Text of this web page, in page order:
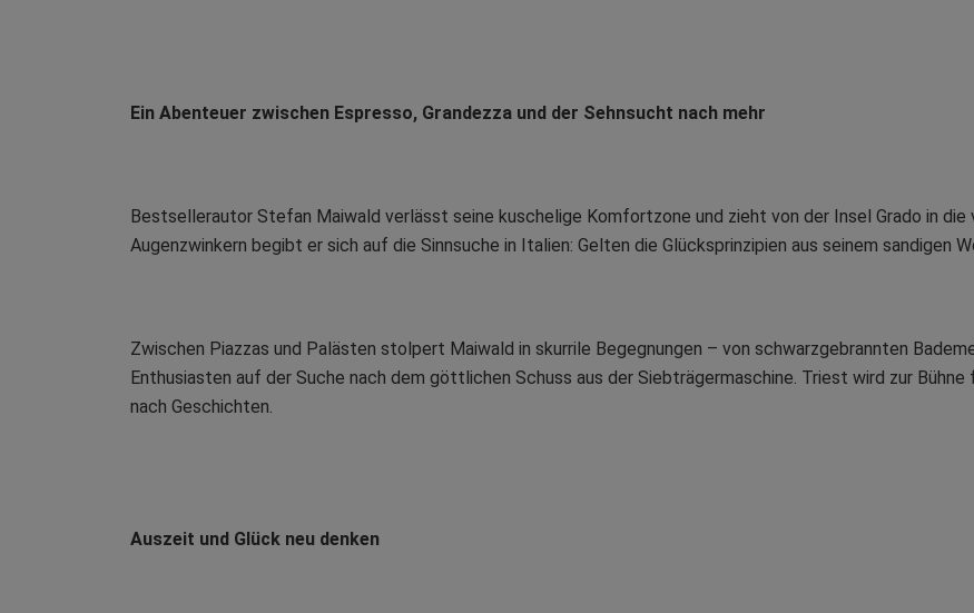
Ein Abenteuer zwischen Espresso, Grandezza und der Sehnsucht nach mehr
Bestsellerautor Stefan Maiwald verlässt seine kuschelige Komfortzone und zieht von der Insel Grado in
Augenzwinkern begibt er sich auf die Sinnsuche in Italien: Gelten die Glücksprinzipien aus seinem sandigen
Zwischen Piazzas und Palästen stolpert Maiwald in skurrile Begegnungen – von schwarzgebrannten
Enthusiasten auf der Suche nach dem göttlichen Schuss aus der Siebträgermaschine. Triest wird zur
nach Geschichten.
Auszeit und Glück neu denken